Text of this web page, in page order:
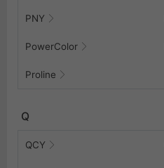
PNY
PowerColor
Proline
Q
QCY